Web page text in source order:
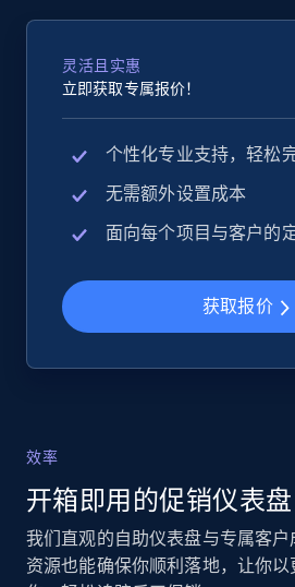
eBay - Collect products from
URL, Product id, Title, Seller
more.
359+
Seller reviews, Breadcrumbs,
more.
2.5K+ 359+
灵活且实惠
立即获取专属报价！
个性化专业支持，轻松
无需额外设置成本
面向每个项目与客户的
获取报价
效率
开箱即用的促销仪表盘
我们直观的自助仪表盘与专属客
资源也能确保你顺利落地，让你